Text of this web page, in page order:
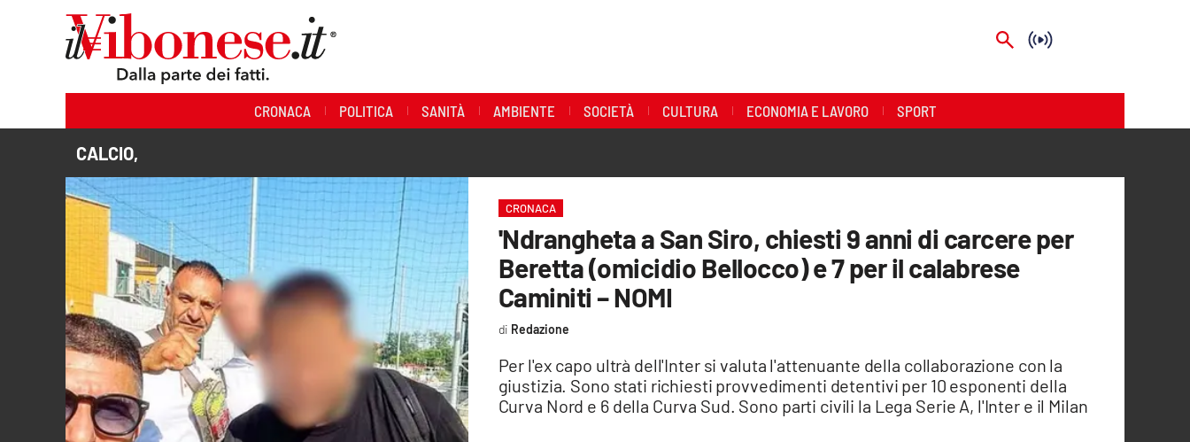
Economia e Lavoro
CRONACA POLITICA SANITÀ AMBIENTE SOCIETÀ CULTURA ECONOMIA E LAVORO SPORT
CALCIO,
CRONACA
'Ndrangheta a San Siro, chiesti 9 anni di carcere per
Beretta (omicidio Bellocco) e 7 per il calabrese
Caminiti – NOMI
Per l'ex capo ultrà dell'Inter si valuta l'attenuante della collaborazione con la
giustizia. Sono stati richiesti provvedimenti detentivi per 10 esponenti della
Curva Nord e 6 della Curva Sud. Sono parti civili la Lega Serie A, l'Inter e il Milan
Redazione